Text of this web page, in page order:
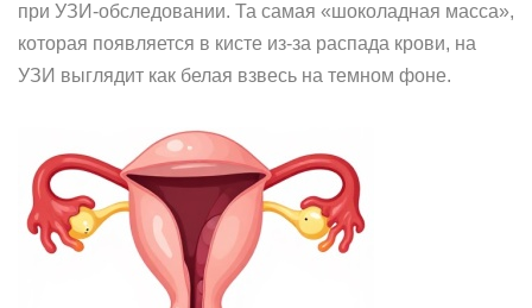
при УЗИ-обследовании. Та самая «шоколадная масса»,
которая появляется в кисте из-за распада крови, на
УЗИ выглядит как белая взвесь на темном фоне.